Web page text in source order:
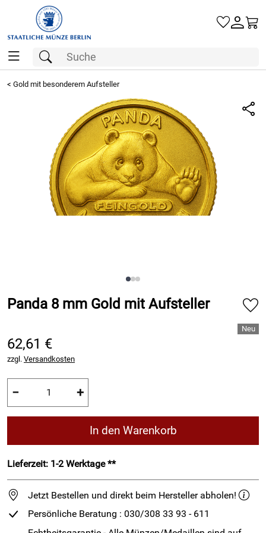
Gold
Besuchen Sie uns
< Gold mit besonderem Aufsteller
Panda 8 mm Gold mit Aufsteller
62,61 €
zzgl. Versandkosten
− +
In den Warenkorb
Lieferzeit: 1-2 Werktage **
Jetzt Bestellen und direkt beim Hersteller abholen!
Persönliche Beratung : 030/308 33 93 - 611